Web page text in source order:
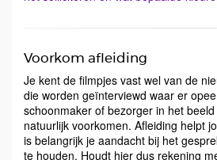
Voorkom afleiding
Je kent de filmpjes vast wel van de
die worden geïnterviewd waar er
schoonmaker of bezorger in het
natuurlijk voorkomen. Afleiding helpt
is belangrijk je aandacht bij het
te houden. Houdt hier dus rekening